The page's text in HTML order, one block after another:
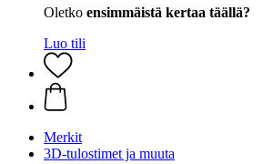
Oletko ensimmäistä kertaa täällä?
Luo tili
Merkit
3D-tulostimet ja muuta